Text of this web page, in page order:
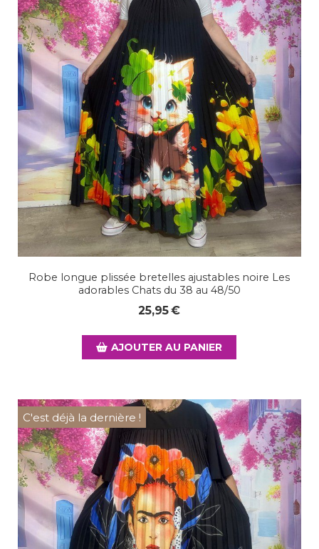
Robe longue plissée bretelles ajustables noire Les
adorables Chats du 38 au 48/50
25,95€
AJOUTER AU PANIER
C'est déjà la dernière !